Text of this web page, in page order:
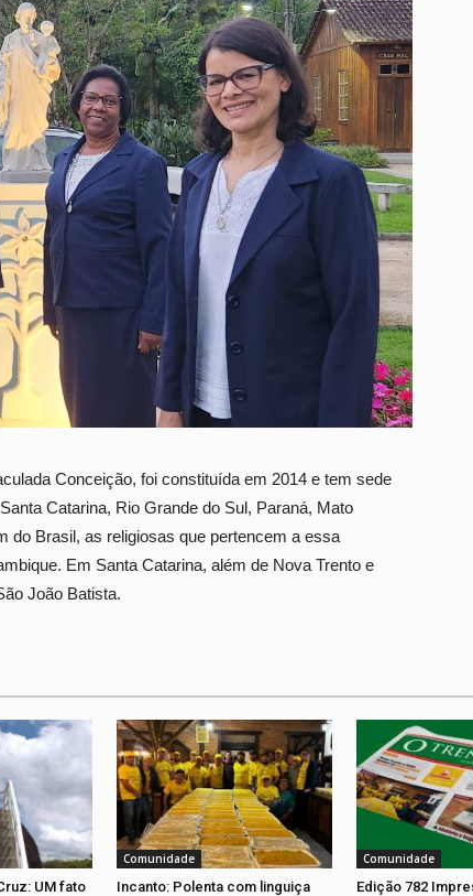
Conceição, foi constituída em 2014 e tem sede
Catarina, Rio Grande do Sul, Paraná, Mato
do Brasil, as religiosas que pertencem a essa
Em Santa Catarina, além de Nova Trento e
João Batista.
UM fato
Comunidade
Incanto: Polenta com linguiça
Comunidade
Edição 782